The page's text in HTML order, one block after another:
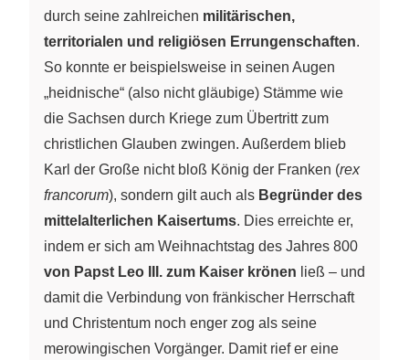
durch seine zahlreichen militärischen,
territorialen und religiösen Errungenschaften.
So konnte er beispielsweise in seinen Augen
„heidnische“ (also nicht gläubige) Stämme wie
die Sachsen durch Kriege zum Übertritt zum
christlichen Glauben zwingen. Außerdem blieb
Karl der Große nicht bloß König der Franken (rex
francorum), sondern gilt auch als Begründer des
mittelalterlichen Kaisertums. Dies erreichte er,
indem er sich am Weihnachtstag des Jahres 800
von Papst Leo III. zum Kaiser krönen ließ – und
damit die Verbindung von fränkischer Herrschaft
und Christentum noch enger zog als seine
merowingischen Vorgänger. Damit rief er eine